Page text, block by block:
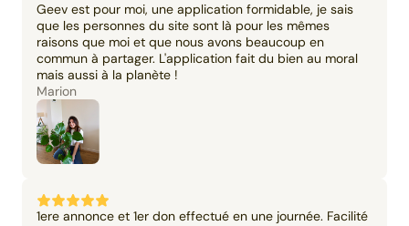
Geev est pour moi, une application formidable, je sais
que les personnes du site sont là pour les mêmes
raisons que moi et que nous avons beaucoup en
commun à partager. L'application fait du bien au moral
mais aussi à la planète !
Marion
1ere annonce et 1er don effectué en une journée. Facilité